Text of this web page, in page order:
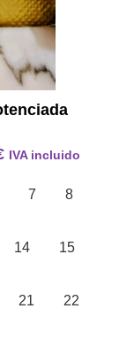
IVA incluido
7 8
14 15
21 22